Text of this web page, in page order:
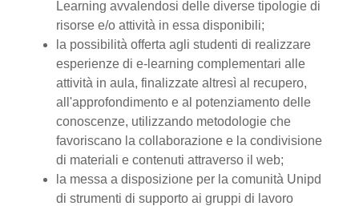
Learning avvalendosi delle diverse tipologie di
risorse e/o attività in essa disponibili;
la possibilità offerta agli studenti di realizzare
esperienze di e-learning complementari alle
attività in aula, finalizzate altresì al recupero,
all'approfondimento e al potenziamento delle
conoscenze, utilizzando metodologie che
favoriscano la collaborazione e la condivisione
di materiali e contenuti attraverso il web;
la messa a disposizione per la comunità Unipd
di strumenti di supporto ai gruppi di lavoro